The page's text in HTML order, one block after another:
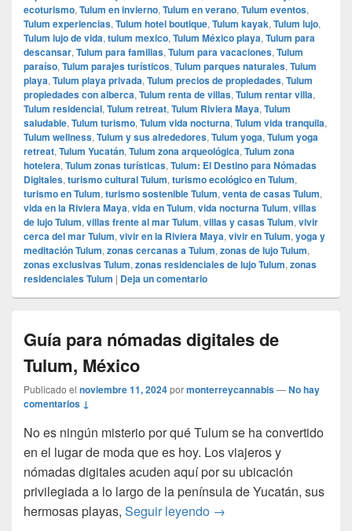
ecoturismo, Tulum en invierno, Tulum en verano, Tulum eventos,
Tulum experiencias, Tulum hotel boutique, Tulum kayak, Tulum lujo,
Tulum lujo de vida, tulum mexico, Tulum México playa, Tulum para
descansar, Tulum para familias, Tulum para vacaciones, Tulum
paraíso, Tulum parajes turísticos, Tulum parques naturales, Tulum
playa, Tulum playa privada, Tulum precios de propiedades, Tulum
propiedades con alberca, Tulum renta de villas, Tulum rentar villa,
Tulum residencial, Tulum retreat, Tulum Riviera Maya, Tulum
saludable, Tulum turismo, Tulum vida nocturna, Tulum vida tranquila,
Tulum wellness, Tulum y sus alrededores, Tulum yoga, Tulum yoga
retreat, Tulum Yucatán, Tulum zona arqueológica, Tulum zona
hotelera, Tulum zonas turísticas, Tulum: El Destino para Nómadas
Digitales, turismo cultural Tulum, turismo ecológico en Tulum,
turismo en Tulum, turismo sostenible Tulum, venta de casas Tulum,
vida en la Riviera Maya, vida en Tulum, vida nocturna Tulum, villas
de lujo Tulum, villas frente al mar Tulum, villas y casas Tulum, vivir
cerca del mar Tulum, vivir en la Riviera Maya, vivir en Tulum, yoga y
meditación Tulum, zonas cercanas a Tulum, zonas de lujo Tulum,
zonas exclusivas Tulum, zonas residenciales de lujo Tulum, zonas
residenciales Tulum | Deja un comentario
Guía para nómadas digitales de
Tulum, México
Publicado el noviembre 11, 2024pormonterreycannabis—No hay
comentarios ↓
No es ningún misterio por qué Tulum se ha convertido
en el lugar de moda que es hoy. Los viajeros y
nómadas digitales acuden aquí por su ubicación
privilegiada a lo largo de la península de Yucatán, sus
hermosas playas, Seguir leyendo Guía para nómadas
→